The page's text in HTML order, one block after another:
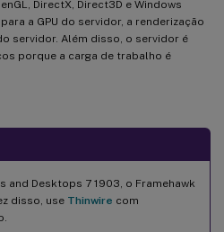
DirectX, Direct3D e Windows
a GPU do servidor, a renderização
servidor. Além disso, o servidor é
porque a carga de trabalho é
and Desktops 7 1903, o Framehawk
disso, use Thinwire com